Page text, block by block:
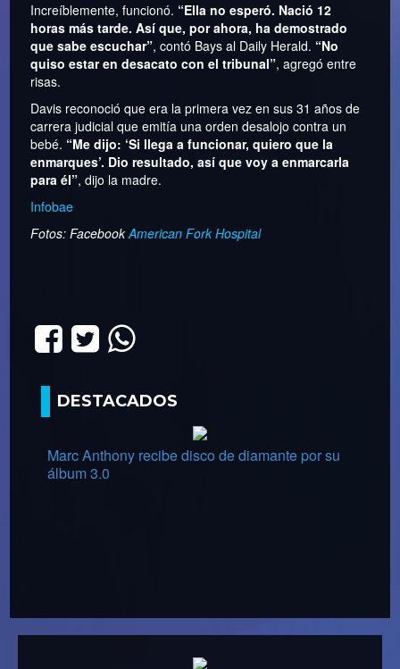
Increíblemente, funcionó. “Ella no esperó. Nació 12
horas más tarde. Así que, por ahora, ha demostrado
que sabe escuchar”, contó Bays al Daily Herald. “No
quiso estar en desacato con el tribunal”, agregó entre
risas.
Davis reconoció que era la primera vez en sus 31 años de
carrera judicial que emitía una orden desalojo contra un
bebé. “Me dijo: ‘Si llega a funcionar, quiero que la
enmarques’. Dio resultado, así que voy a enmarcarla
para él”, dijo la madre.
Infobae
Fotos: FacebookAmerican Fork Hospital
DESTACADOS
Marc Anthony recibe disco de diamante por su
álbum 3.0